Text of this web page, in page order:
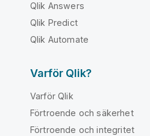
Qlik Answers
Qlik Predict
Qlik Automate
Varför Qlik?
Varför Qlik
Förtroende och säkerhet
Förtroende och integritet